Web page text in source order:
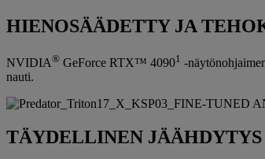
HIENOSÄÄDETTY JA
NVIDIA® GeForce RTX™ 40901 -
nauti.
TÄYDELLINEN JÄÄHDYTYS